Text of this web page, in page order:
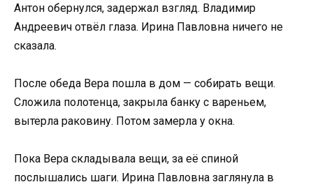
Антон обернулся, задержал взгляд. Владимир
Андреевич отвёл глаза. Ирина Павловна ничего не
сказала.
После обеда Вера пошла в дом — собирать вещи.
Сложила полотенца, закрыла банку с вареньем,
вытерла раковину. Потом замерла у окна.
Пока Вера складывала вещи, за её спиной
послышались шаги. Ирина Павловна заглянула в